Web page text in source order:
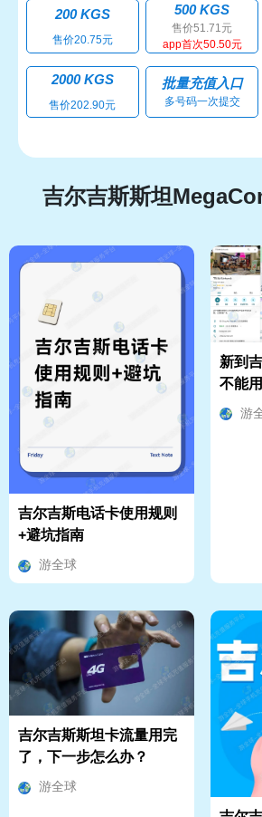
200 KGS
售价20.75元
500 KGS
售价51.71元
app首次50.50元
2000 KGS
售价202.90元
批量充值入口
多号码一次提交
吉尔吉斯斯坦
吉尔吉斯电话卡使用规则
+避坑指南
游全球
新到
不能
卡槽游
吉尔吉斯斯坦卡流量用完
了，下一步怎么办？
游全球